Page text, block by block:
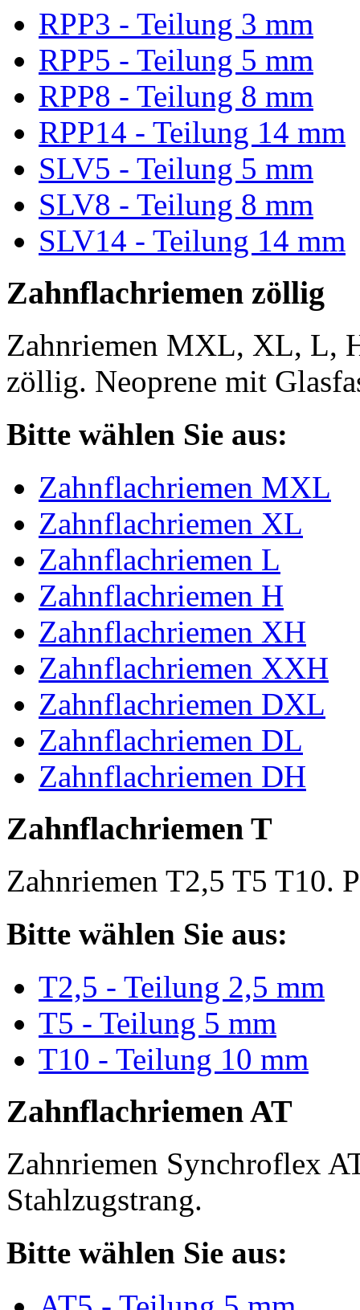
RPP3 - Teilung 3 mm
RPP5 - Teilung 5 mm
RPP8 - Teilung 8 mm
RPP14 - Teilung 14 mm
SLV5 - Teilung 5 mm
SLV8 - Teilung 8 mm
SLV14 - Teilung 14 mm
Zahnflachriemen zöllig
Zahnriemen MXL, XL, L,
zöllig. Neoprene mit
Bitte wählen Sie aus:
Zahnflachriemen MXL
Zahnflachriemen XL
Zahnflachriemen L
Zahnflachriemen H
Zahnflachriemen XH
Zahnflachriemen XXH
Zahnflachriemen DXL
Zahnflachriemen DL
Zahnflachriemen DH
Zahnflachriemen T
Zahnriemen T2,5 T5 T10.
Bitte wählen Sie aus:
T2,5 - Teilung 2,5 mm
T5 - Teilung 5 mm
T10 - Teilung 10 mm
Zahnflachriemen AT
Zahnriemen Synchroflex
Stahlzugstrang.
Bitte wählen Sie aus: